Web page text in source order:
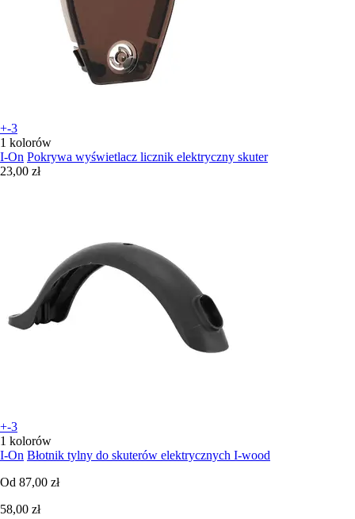
+-3
1 kolorów
I-On Pokrywa wyświetlacz licznik elektryczny skuter
23,00 zł
+-3
1 kolorów
I-On Błotnik tylny do skuterów elektrycznych I-wood
Od 87,00 zł
58,00 zł